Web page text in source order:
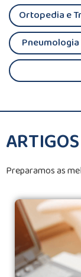
Ortopedia e
Pneumologia
Preparamos as